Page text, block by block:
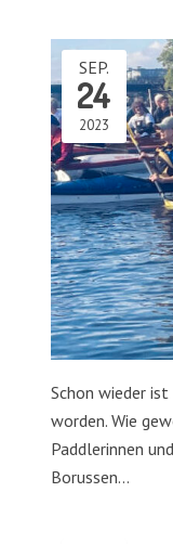
SEP.
24
2023
Schon wieder
worden. Wie
Paddlerinnen
Borussen…